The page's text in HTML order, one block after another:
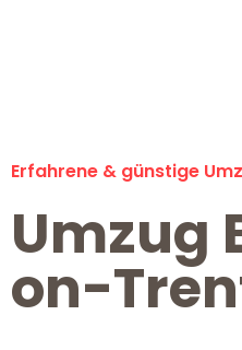
Erfahrene & günstige
Umzug
on-